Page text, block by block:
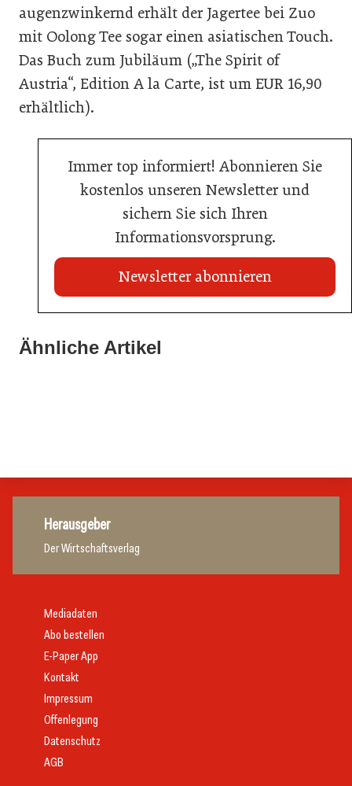
augenzwinkernd erhält der Jagertee bei Zuo
mit Oolong Tee sogar einen asiatischen Touch.
Das Buch zum Jubiläum („The Spirit of
Austria“, Edition A la Carte, ist um EUR 16,90
erhältlich).
Immer top informiert! Abonnieren Sie
kostenlos unseren Newsletter und
sichern Sie sich Ihren
Informationsvorsprung.
Newsletter abonnieren
Ähnliche Artikel
20. Juli 2026
03. Juni 2026
Herausgeber
Der Wirtschaftsverlag
Mediadaten
Abo bestellen
E-Paper App
Kontakt
Impressum
Offenlegung
Datenschutz
AGB